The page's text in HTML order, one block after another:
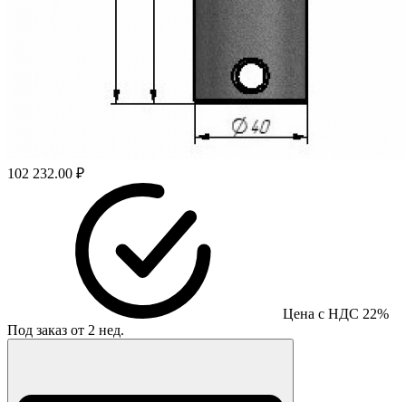
102 232.00 ₽
Цена с НДС 22%
Под заказ от 2 нед.